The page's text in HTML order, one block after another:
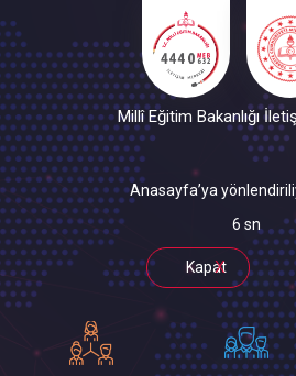
Millî Eğitim Bakanlığı
Anasayfa’ya
6 sn
x
Kapat